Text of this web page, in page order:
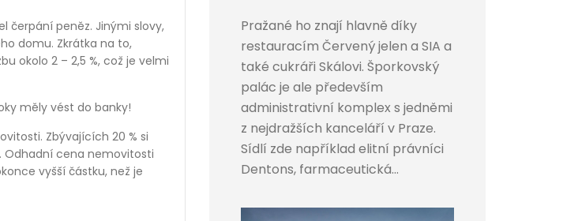
čerpání peněz. Jinými slovy,
domu. Zkrátka na to,
okolo 2 – 2,5 %, což je velmi
měly vést do banky!
Zbývajících 20 % si
Odhadní cena nemovitosti
vyšší částku, než je
Pražané ho znají hlavně díky
restauracím Červený jelen a SIA a
také cukráři Skálovi. Šporkovský
palác je ale především
administrativní komplex s jedněmi
z nejdražších kanceláří v Praze.
Sídlí zde například elitní právníci
Dentons, farmaceutická...